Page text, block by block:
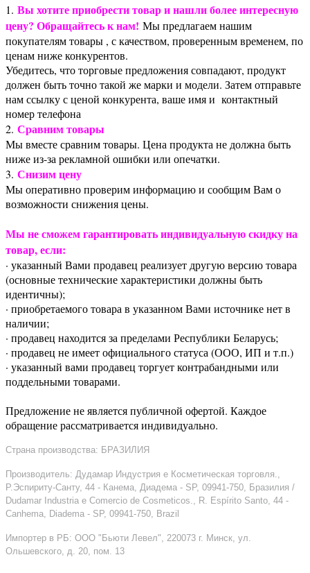
1. Вы хотите приобрести товар и нашли более интересную
цену? Обращайтесь к нам! Мы предлагаем нашим
покупателям товары , с качеством, проверенным временем, по
ценам ниже конкурентов.
Убедитесь, что торговые предложения совпадают, продукт
должен быть точно такой же марки и модели. Затем отправьте
нам ссылку с ценой конкурента, ваше имя и контактный
номер телефона
2. Сравним товары
Мы вместе сравним товары. Цена продукта не должна быть
ниже из-за рекламной ошибки или опечатки.
3. Снизим цену
Мы оперативно проверим информацию и сообщим Вам о
возможности снижения цены.
Мы не сможем гарантировать индивидуальную скидку на
товар, если:
· указанный Вами продавец реализует другую версию товара
(основные технические характеристики должны быть
идентичны);
· приобретаемого товара в указанном Вами источнике нет в
наличии;
· продавец находится за пределами Республики Беларусь;
· продавец не имеет официального статуса (ООО, ИП и т.п.)
· указанный вами продавец торгует контрабандными или
поддельными товарами.
Предложение не является публичной офертой. Каждое
обращение рассматривается индивидуально.
Страна производства: БРАЗИЛИЯ
Производитель: Дудамар Индустрия е Косметическая торговля.,
Р.Эспириту-Санту, 44 - Канема, Диадема - SP, 09941-750, Бразилия /
Dudamar Industria e Comercio de Cosmeticos., R. Espírito Santo, 44 -
Canhema, Diadema - SP, 09941-750, Brazil
Импортер в РБ: ООО "Бьюти Левел", 220073 г. Минск, ул.
Ольшевского, д. 20, пом. 13